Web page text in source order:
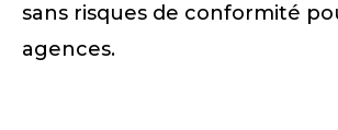
sans risques de conformité
agences.